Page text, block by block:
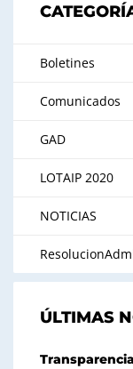
Boletines
Comunicados
GAD
LOTAIP 2020
NOTICIAS
ÚLTIMAS
Transparencia